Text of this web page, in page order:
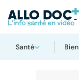
Santé